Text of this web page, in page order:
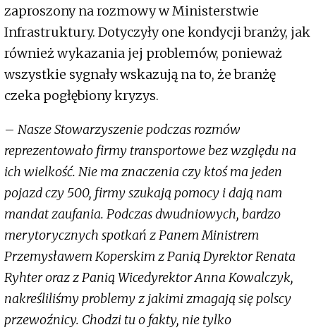
zaproszony na rozmowy w Ministerstwie
Infrastruktury. Dotyczyły one kondycji branży, jak
również wykazania jej problemów, ponieważ
wszystkie sygnały wskazują na to, że branżę
czeka pogłębiony kryzys.
– Nasze Stowarzyszenie podczas rozmów
reprezentowało firmy transportowe bez względu na
ich wielkość. Nie ma znaczenia czy ktoś ma jeden
pojazd czy 500, firmy szukają pomocy i dają nam
mandat zaufania. Podczas dwudniowych, bardzo
merytorycznych spotkań z Panem Ministrem
Przemysławem Koperskim z Panią Dyrektor Renata
Ryhter oraz z Panią Wicedyrektor Anna Kowalczyk,
nakreśliliśmy problemy z jakimi zmagają się polscy
przewoźnicy. Chodzi tu o fakty, nie tylko